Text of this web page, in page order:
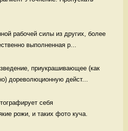
рабочей силы из других, более
выполненная р...
приукрашивающее (как
дореволюционную дейст...
себя
рожи, и таких фото куча.